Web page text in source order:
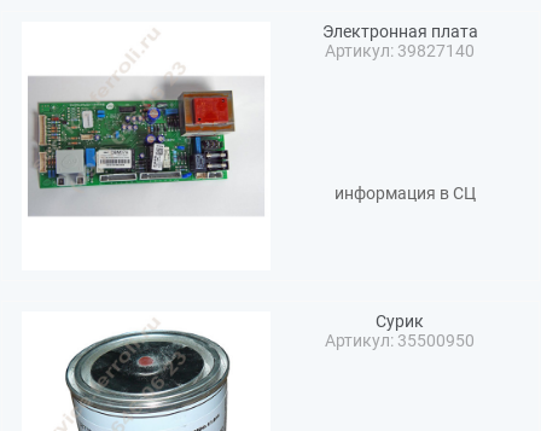
Электронная плата
Артикул: 39827140
информация в СЦ
Сурик
Артикул: 35500950